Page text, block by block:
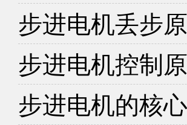
步进电机丢步
步进电机控制
步进电机的核